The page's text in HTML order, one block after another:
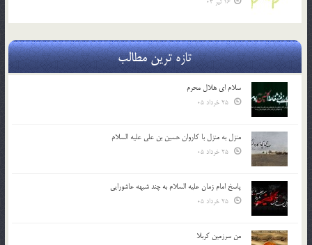
تازه ترین مطالب
سلام ای هلال محرم
منزل به منزل با کاروان حسین بن علی علیه السلام
پاسخ امام زمان علیه السلام به چند شبهه عاشورایی
من سرزمین کربلا